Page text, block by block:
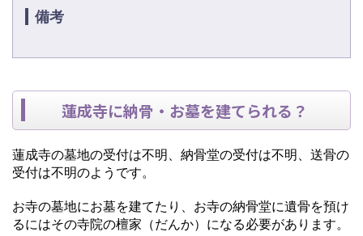
備考
蓮成寺に納骨・お墓を建てられる？
蓮成寺の墓地の受付は不明、納骨堂の受付は不明、送骨の
受付は不明のようです。
お寺の墓地にお墓を建てたり、お寺の納骨堂に遺骨を預け
るにはその寺院の檀家（だんか）になる必要があります。